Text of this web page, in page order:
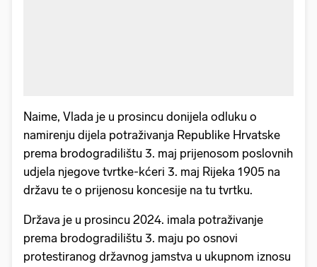
Naime, Vlada je u prosincu donijela odluku o
namirenju dijela potraživanja Republike Hrvatske
prema brodogradilištu 3. maj prijenosom poslovnih
udjela njegove tvrtke-kćeri 3. maj Rijeka 1905 na
državu te o prijenosu koncesije na tu tvrtku.
Država je u prosincu 2024. imala potraživanje
prema brodogradilištu 3. maju po osnovi
protestiranog državnog jamstva u ukupnom iznosu